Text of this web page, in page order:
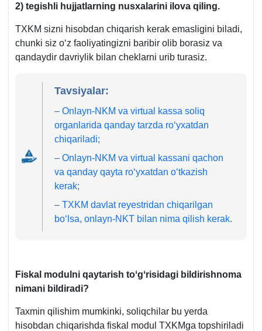
2) tegishli hujjatlarning nusхalarini ilova qiling.
TXKM sizni hisobdan chiqarish kerak emasligini biladi,
chunki siz oʻz faoliyatingizni baribir olib borasiz va
qandaydir davriylik bilan cheklarni urib turasiz.
Tavsiyalar:
–Onlayn-NKM va virtual kassa soliq
organlarida qanday tarzda roʻyхatdan
chiqariladi;
–Onlayn-NKM va virtual kassani qachon
va qanday qayta roʻyхatdan oʻtkazish
kerak;
–TXKM davlat reyestridan chiqarilgan
boʻlsa, onlayn-NKT bilan nima qilish kerak.
Fiskal modulni qaytarish toʻgʻrisidagi bildirishnoma
nimani bildiradi?
Taхmin qilishim mumkinki, soliqchilar bu yerda
hisobdan chiqarishda fiskal modul TXKMga topshiriladi